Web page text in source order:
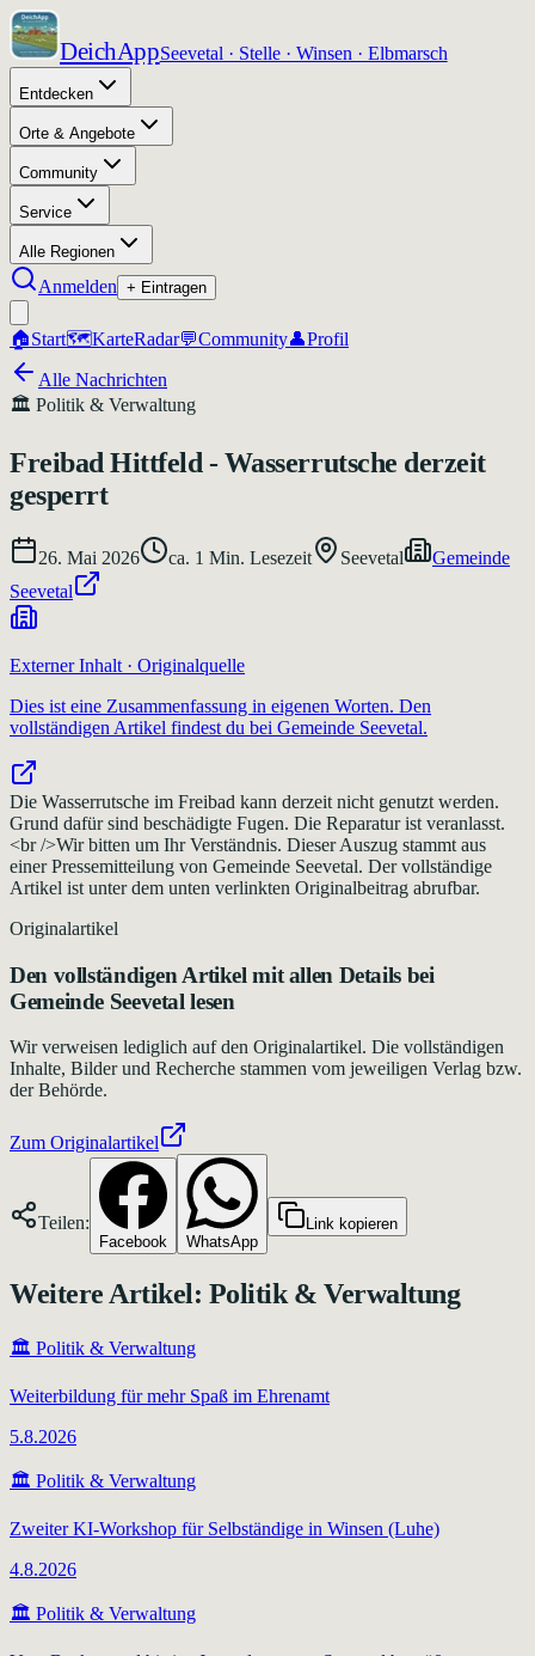
DeichAppSeevetal · Stelle · Winsen · Elbmarsch
Entdecken
Orte & Angebote
Community
Service
Alle Regionen
Anmelden + Eintragen
🏠Start🗺️KarteRadar💬Community👤Profil
Alle Nachrichten
🏛️ Politik & Verwaltung
Freibad Hittfeld - Wasserrutsche derzeit
gesperrt
26. Mai 2026 ca. 1 Min. Lesezeit Seevetal
Gemeinde
Seevetal
Externer Inhalt · Originalquelle
Dies ist eine Zusammenfassung in eigenen Worten. Den
vollständigen Artikel findest du bei Gemeinde Seevetal.
Die Wasserrutsche im Freibad kann derzeit nicht genutzt werden.
Grund dafür sind beschädigte Fugen. Die Reparatur ist veranlasst.
<br />Wir bitten um Ihr Verständnis. Dieser Auszug stammt aus
einer Pressemitteilung von Gemeinde Seevetal. Der vollständige
Artikel ist unter dem unten verlinkten Originalbeitrag abrufbar.
Originalartikel
Den vollständigen Artikel mit allen Details bei
Gemeinde Seevetal lesen
Wir verweisen lediglich auf den Originalartikel. Die vollständigen
Inhalte, Bilder und Recherche stammen vom jeweiligen Verlag bzw.
der Behörde.
Zum Originalartikel
Teilen:
Facebook WhatsApp
Link kopieren
Weitere Artikel: Politik & Verwaltung
🏛️ Politik & Verwaltung
Weiterbildung für mehr Spaß im Ehrenamt
5.8.2026
🏛️ Politik & Verwaltung
Zweiter KI-Workshop für Selbständige in Winsen (Luhe)
4.8.2026
🏛️ Politik & Verwaltung